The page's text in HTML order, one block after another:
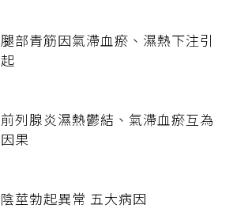
腿部青筋因氣滯血瘀、濕熱下注引
起
前列腺炎濕熱鬱結、氣滯血瘀互為
因果
陰莖勃起異常 五大病因